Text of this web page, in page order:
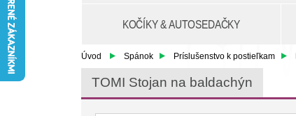
KOČÍKY & AUTOSEDAČKY
Úvod Spánok Príslušenstvo k postieľkam
TOMI Stojan na baldachýn